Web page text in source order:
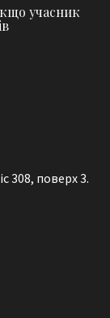
учасник
308, поверх 3.